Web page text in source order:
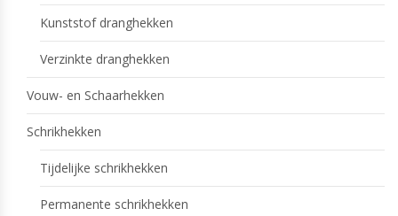
Kunststof dranghekken
Verzinkte dranghekken
Vouw- en Schaarhekken
Schrikhekken
Tijdelijke schrikhekken
Permanente schrikhekken